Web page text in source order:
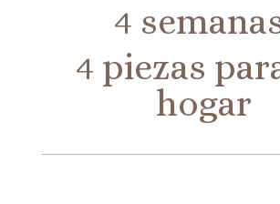
4
4 piezas
hogar